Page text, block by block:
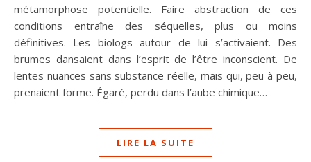
métamorphose potentielle. Faire abstraction de ces
conditions entraîne des séquelles, plus ou moins
définitives. Les biologs autour de lui s’activaient. Des
brumes dansaient dans l’esprit de l’être inconscient. De
lentes nuances sans substance réelle, mais qui, peu à peu,
prenaient forme. Égaré, perdu dans l’aube chimique…
LIRE LA SUITE